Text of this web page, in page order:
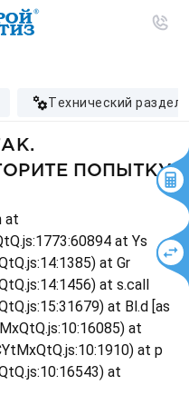
технический раздел
ПОПЫТКУ
at
at Ys
at Gr
at s.call
at Bl.d [as
at
at p
at